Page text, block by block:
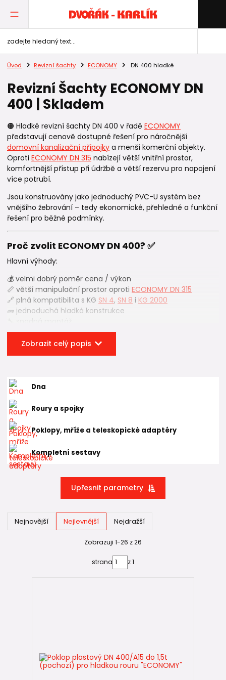
Úvod Revizní šachty ECONOMY DN 400 hladké
Revizní Šachty ECONOMY DN
400 | Skladem
🟠 Hladké revizní šachty DN 400 v řadě ECONOMY
představují cenově dostupné řešení pro náročnější
domovní kanalizační přípojky a menší komerční objekty.
Oproti ECONOMY DN 315 nabízejí větší vnitřní prostor,
komfortnější přístup při údržbě a větší rezervu pro napojení
více potrubí.
Jsou konstruovány jako jednoduchý PVC-U systém bez
vnějšího žebrování – tedy ekonomické, přehledné a funkční
řešení pro běžné podmínky.
Proč zvolit ECONOMY DN 400? ✅
Hlavní výhody:
💰 velmi dobrý poměr cena / výkon
📏 větší manipulační prostor oproti ECONOMY DN 315
🔗 plná kompatibilita s KG SN 4, SN 8 i KG 2000
🧱 jednoduchá hladká konstrukce
DN 400 je vhodná všude tam, kde je potřeba lepší přístup
při čištění a kamerové kontrole.
Možnost dodatečných vstupů – IN-SITU 🔩
Stejně jako u
400 vytvářet dodatečné vstupy pomocí
Je však potřeba počítat s tím, že:
síla stěny je výrazně silnější než u
Wavin, což vyvrtání otvor významně ztěžuje.
Pokud projekt předpokládá časté dodatečné napojování,
výškové úpravy nebo technicky náročnější řešení,
konstrukčně vhodnější volbou je například
která díky korugovanému plášti nabízí vyšší kruhovou
Typické použití 🏡
se sbíhá více kanalizačních větví,
✔️ jednoduchá konstrukce
✔️ plně dostačující pro běžné podmínky
Zobrazit celý popis
Dna
Roury a spojky
Poklopy, mříže a teleskopické adaptéry
Kompletní sestavy
Upřesnit parametry
Nejnovější Nejlevnější Nejdražší
Zobrazuji 1-26 z 26
strana z 1